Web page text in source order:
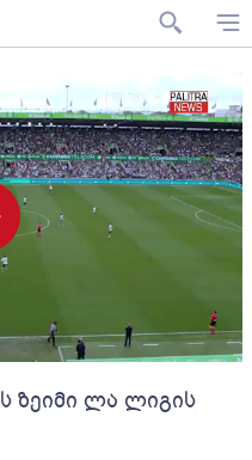
ზეიმი ლა ლიგის